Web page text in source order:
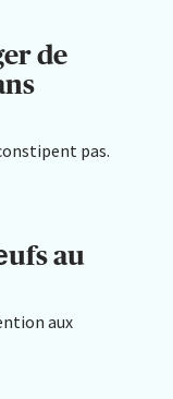
de
pas.
au
aux